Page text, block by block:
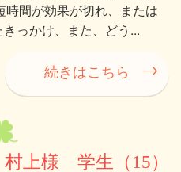
間が効果が切れ、または
っかけ、また、どう...
続きはこちら
上様 学生（15）